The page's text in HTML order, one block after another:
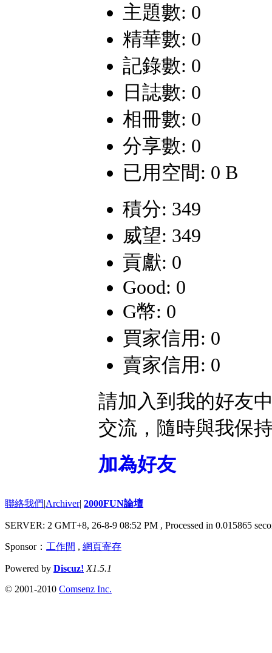
主題數: 0
精華數: 0
記錄數: 0
日誌數: 0
相冊數: 0
分享數: 0
已用空間: 0 B
積分: 349
威望: 349
貢獻: 0
Good: 0
G幣: 0
買家信用: 0
賣家信用: 0
請加入到我的好友
交流，隨時與我保
加為好友
聯絡我們|Archiver| 2000FUN論壇
SERVER: 2 GMT+8, 26-8-9 08:52 PM , Processed in 0.015865
Sponsor： 工作間 , 網頁寄存
Powered by Discuz! X1.5.1
© 2001-2010 Comsenz Inc.